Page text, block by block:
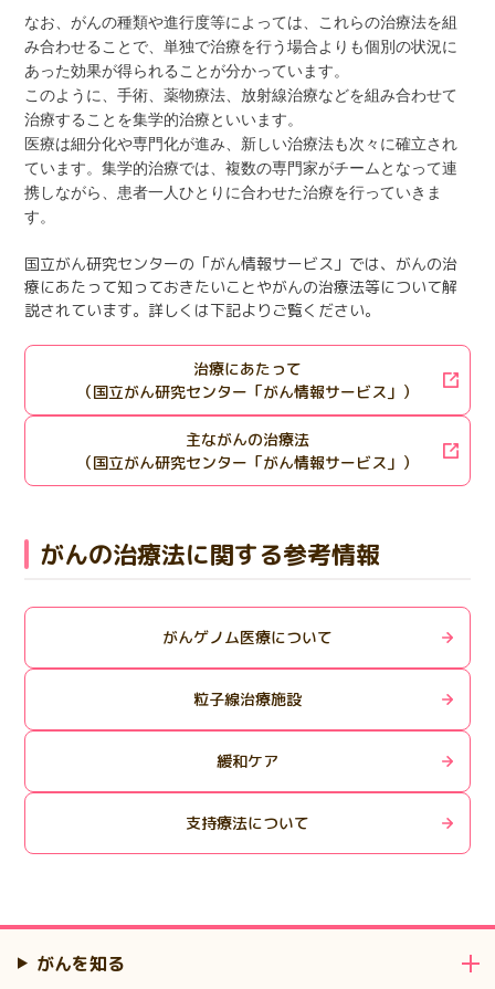
言語切替
なお、がんの種類や進行度等によっては、これらの治療法を組
み合わせることで、単独で治療を行う場合よりも個別の状況に
あった効果が得られることが分かっています。
このように、手術、薬物療法、放射線治療などを組み合わせて
治療することを集学的治療といいます。
医療は細分化や専門化が進み、新しい治療法も次々に確立され
ています。集学的治療では、複数の専門家がチームとなって連
携しながら、患者一人ひとりに合わせた治療を行っていきま
す。
国立がん研究センターの「がん情報サービス」では、がんの治
療にあたって知っておきたいことやがんの治療法等について解
説されています。詳しくは下記よりご覧ください。
治療にあたって
（国立がん研究センター「がん情報サービス」）
主ながんの治療法
（国立がん研究センター「がん情報サービス」）
がんの治療法に関する参考情報
がんゲノム医療について
粒子線治療施設
緩和ケア
支持療法について
がんを知る